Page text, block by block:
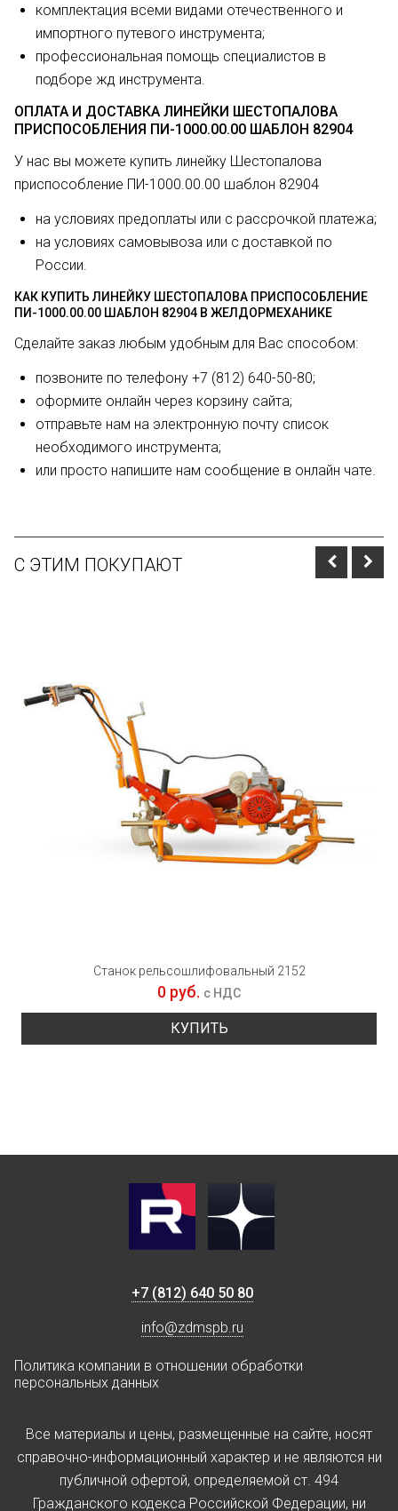
комплектация всеми видами отечественного и
импортного путевого инструмента;
профессиональная помощь специалистов в
подборе жд инструмента.
ОПЛАТА И ДОСТАВКА ЛИНЕЙКИ ШЕСТОПАЛОВА
ПРИСПОСОБЛЕНИЯ ПИ-1000.00.00 ШАБЛОН 82904
У нас вы можете купить линейку Шестопалова
приспособление ПИ-1000.00.00 шаблон 82904
на условиях предоплаты или с рассрочкой платежа;
на условиях самовывоза или с доставкой по
России.
КАК КУПИТЬ ЛИНЕЙКУ ШЕСТОПАЛОВА ПРИСПОСОБЛЕНИЕ
ПИ-1000.00.00 ШАБЛОН 82904 В ЖЕЛДОРМЕХАНИКЕ
Сделайте заказ любым удобным для Вас способом:
позвоните по телефону +7 (812) 640-50-80;
оформите онлайн через корзину сайта;
отправьте нам на электронную почту список
необходимого инструмента;
или просто напишите нам сообщение в онлайн чате.
С ЭТИМ ПОКУПАЮТ
Станок рельсошлифовальный 2152
0 руб. с НДС
КУПИТЬ
+7 (812) 640 50 80
info@zdmspb.ru
Политика компании в отношении обработки
персональных данных
Все материалы и цены, размещенные на сайте, носят
справочно-информационный характер и не являются ни
публичной офертой, определяемой ст. 494
Гражданского кодекса Российской Федерации, ни